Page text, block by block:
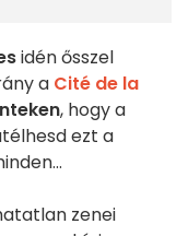
idén ősszel
a Cité de la
, hogy a
ezt a
zenei